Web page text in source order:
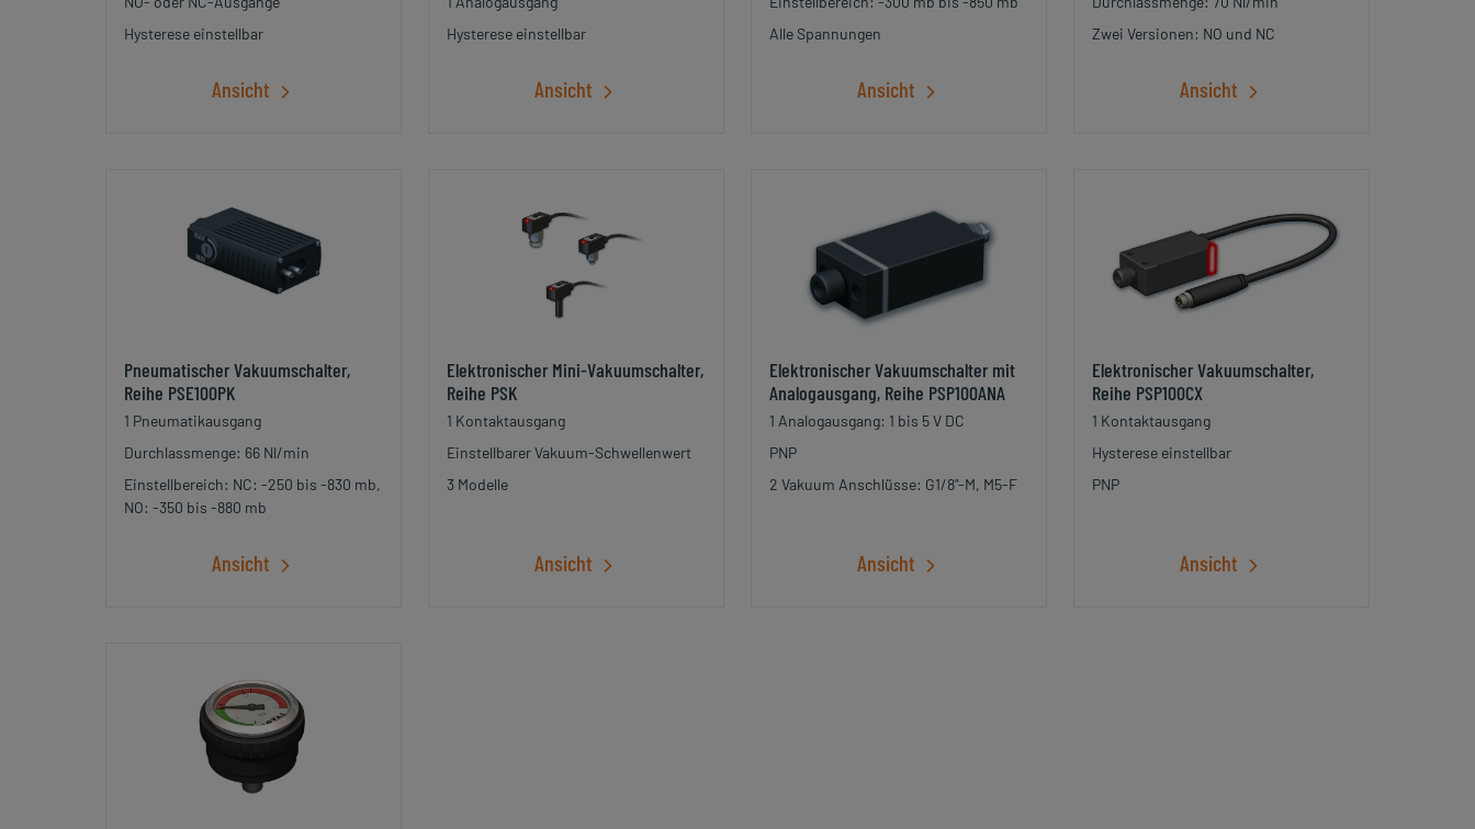
Hysterese einstellbar
Ansicht
Hysterese einstellbar
Ansicht
Alle Spannungen
Ansicht
Zwei Versionen: NO und NC
Ansicht
Pneumatischer Vakuumschalter,
Reihe PSE100PK
1 Pneumatikausgang
Durchlassmenge: 66 Nl/min
Einstellbereich: NC: -250 bis -830 mb,
NO: -350 bis -880 mb
Ansicht
Elektronischer Mini-Vakuumschalter,
Reihe PSK
1 Kontaktausgang
Einstellbarer Vakuum-Schwellenwert
3 Modelle
Ansicht
Elektronischer Vakuumschalter mit
Analogausgang, Reihe PSP100ANA
1 Analogausgang: 1 bis 5 V DC
PNP
2 Vakuum Anschlüsse: G1/8"-M, M5-F
Ansicht
Elektronischer Vakuumschalter,
Reihe PSP100CX
1 Kontaktausgang
Hysterese einstellbar
PNP
Ansicht